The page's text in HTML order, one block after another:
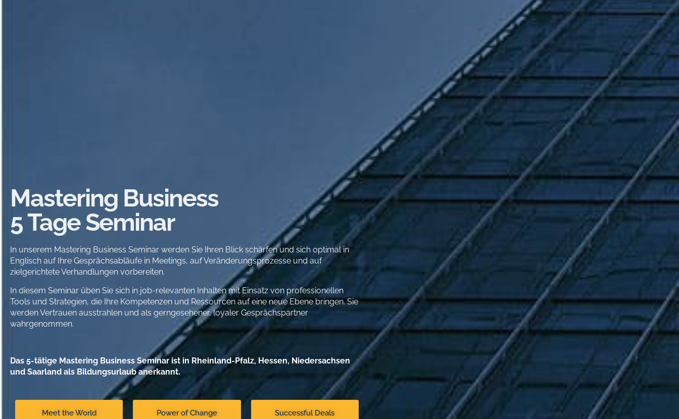
Mastering Business
5 Tage Seminar
In unserem Mastering Business Seminar werden Sie Ihren Blick schärfen und sich optimal in
Englisch auf Ihre Gesprächsabläufe in Meetings, auf Veränderungsprozesse und auf
zielgerichtete Verhandlungen vorbereiten.
In diesem Seminar üben Sie sich in job-relevanten Inhalten mit Einsatz von professionellen
Tools und Strategien, die Ihre Kompetenzen und Ressourcen auf eine neue Ebene bringen. Sie
werden Vertrauen ausstrahlen und als gerngesehener, loyaler Gesprächspartner
wahrgenommen.
Das 5-tätige Mastering Business Seminar ist in Rheinland-Pfalz, Hessen, Niedersachsen
und Saarland als Bildungsurlaub anerkannt.
Meet the World Power of Change Successful Deals